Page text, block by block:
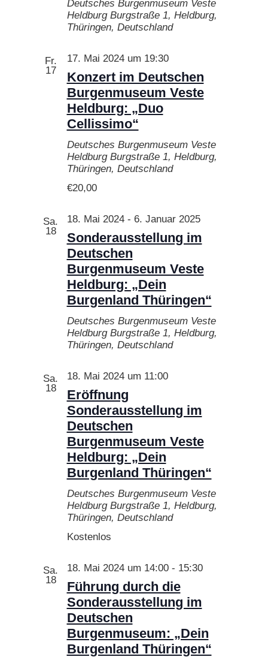
Deutsches Burgenmuseum Veste
Heldburg Burgstraße 1, Heldburg,
Thüringen, Deutschland
Fr.
17
Konzert im Deutschen
Burgenmuseum Veste
Heldburg: „Duo
Cellissimo“
17. Mai 2024 um 19:30
Deutsches Burgenmuseum Veste
Heldburg Burgstraße 1, Heldburg,
Thüringen, Deutschland
€20,00
Sa.
18
Sonderausstellung im
Deutschen
Burgenmuseum Veste
Heldburg: „Dein
Burgenland Thüringen“
18. Mai 2024- 6. Januar 2025
Deutsches Burgenmuseum Veste
Heldburg Burgstraße 1, Heldburg,
Thüringen, Deutschland
Sa.
18
Eröffnung
Sonderausstellung im
Deutschen
Burgenmuseum Veste
Heldburg: „Dein
Burgenland Thüringen“
18. Mai 2024 um 11:00
Deutsches Burgenmuseum Veste
Heldburg Burgstraße 1, Heldburg,
Thüringen, Deutschland
Kostenlos
Sa.
18
Führung durch die
Sonderausstellung im
Deutschen
Burgenmuseum: „Dein
Burgenland Thüringen“
18. Mai 2024 um 14:00- 15:30